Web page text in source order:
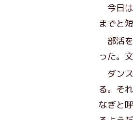
今日
までと
部活
った。
ダン
る。そ
なぎと